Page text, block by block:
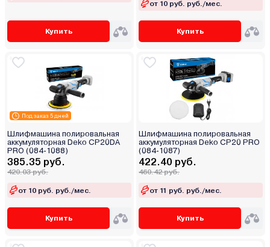
Купить
от 10 руб. руб./мес.
Купить
Под заказ 5 дней
Шлифмашина полировальная
аккумуляторная Deko CP20DA
PRO (084-1088)
385.35 руб.
420.03 руб.
от 10 руб. руб./мес.
Купить
Шлифмашина полировальная
аккумуляторная Deko CP20 PRO
(084-1087)
422.40 руб.
460.42 руб.
от 11 руб. руб./мес.
Купить